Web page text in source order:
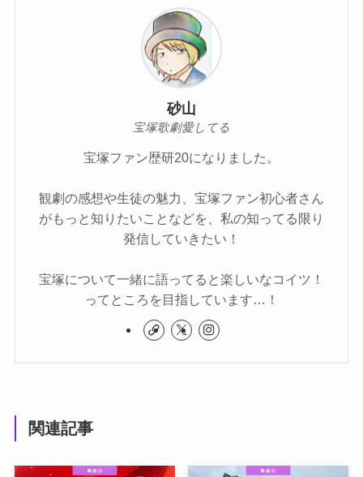
砂山
宝塚歌劇愛してる
宝塚ファン歴研20になりました。
観劇の感想や生徒の魅力、宝塚ファン初心者さん
がもっと知りたいことなどを、私の知ってる限り
発信していきたい！
宝塚について一緒に語ってると楽しいなコイツ！
ってところを目指しています…！
関連記事